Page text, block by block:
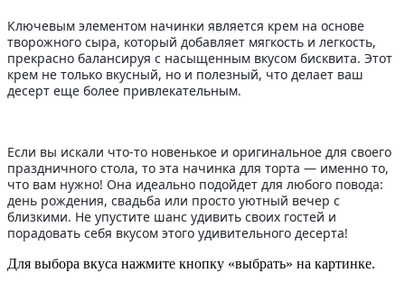
Ключевым элементом начинки является крем на основе
творожного сыра, который добавляет мягкость и легкость,
прекрасно балансируя с насыщенным вкусом бисквита. Этот
крем не только вкусный, но и полезный, что делает ваш
десерт еще более привлекательным.
Если вы искали что-то новенькое и оригинальное для своего
праздничного стола, то эта начинка для торта — именно то,
что вам нужно! Она идеально подойдет для любого повода:
день рождения, свадьба или просто уютный вечер с
близкими. Не упустите шанс удивить своих гостей и
порадовать себя вкусом этого удивительного десерта!
Для выбора вкуса нажмите кнопку «выбрать» на картинке.